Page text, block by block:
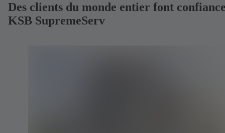
Des clients du monde entier font
KSB SupremeServ